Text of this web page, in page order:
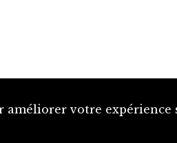
améliorer votre